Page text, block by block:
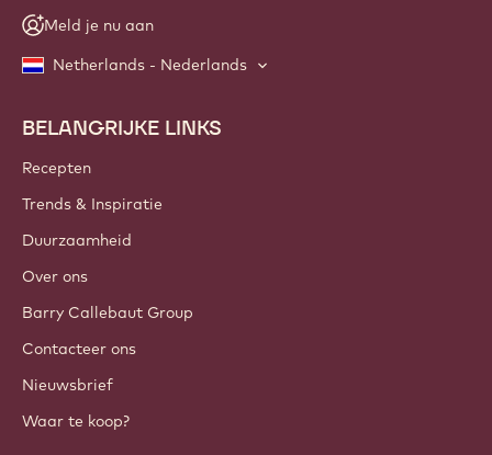
Meld je nu aan
Netherlands - Nederlands
Footer
Callebaut
BELANGRIJKE LINKS
Recepten
Trends & Inspiratie
Duurzaamheid
Over ons
Barry Callebaut Group
Contacteer ons
Nieuwsbrief
Waar te koop?